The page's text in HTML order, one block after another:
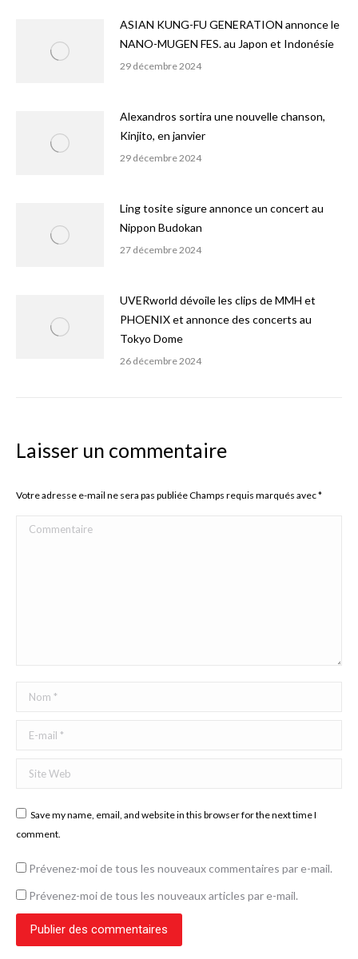
ASIAN KUNG-FU GENERATION annonce le
NANO-MUGEN FES. au Japon et Indonésie
29 décembre 2024
Alexandros sortira une nouvelle chanson,
Kinjito, en janvier
29 décembre 2024
Ling tosite sigure annonce un concert au
Nippon Budokan
27 décembre 2024
UVERworld dévoile les clips de MMH et
PHOENIX et annonce des concerts au
Tokyo Dome
26 décembre 2024
Laisser un commentaire
Votre adresse e-mail ne sera pas publiée Champs requis marqués avec*
Commentaire
Nom *
E-mail *
Site Web
Save my name, email, and website in this browser for the next time I
comment.
Prévenez-moi de tous les nouveaux commentaires par e-mail.
Prévenez-moi de tous les nouveaux articles par e-mail.
Publier des commentaires